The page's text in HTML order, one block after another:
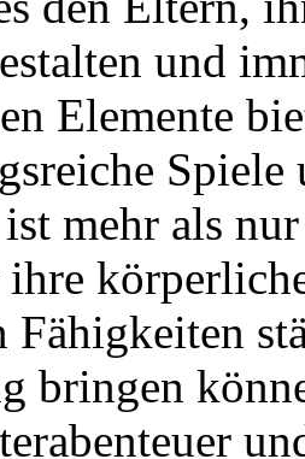
und
Elemente
mehr als
Fähigkeiten
bringen